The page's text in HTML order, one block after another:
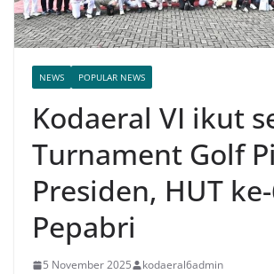
NEWS POPULAR NEWS
Kodaeral VI ikut
Turnament Golf
Presiden, HUT
Pepabri
5 November 2025 kodaeral6admin